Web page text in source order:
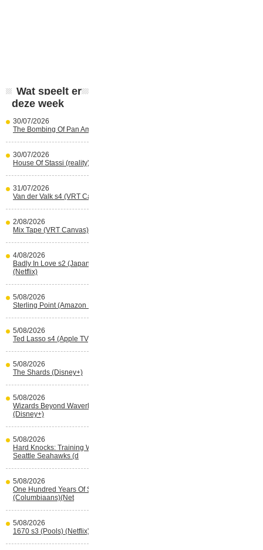
Wat speelt er
deze week
30/07/2026
The Bombing Of Pan Am 103 (Netflix)
30/07/2026
House Of Stassi (reality) (Disney+)
31/07/2026
Van der Valk s4 (VRT Canvas)
2/08/2026
Mix Tape (VRT Canvas)
4/08/2026
Badly In Love s2 (Japans) (reality)
(Netflix)
5/08/2026
Sterling Point (Amazon Prime Video)
5/08/2026
Ted Lasso s4 (Apple TV)
5/08/2026
The Shards (Disney+)
5/08/2026
Wizards Beyond Waverly Place s3
(Disney+)
5/08/2026
Hard Knocks: Training With The
Seattle Seahawks (d
5/08/2026
One Hundred Years Of Solitude s2
(Columbiaans)(Net
5/08/2026
1670 s3 (Pools) (Netflix)